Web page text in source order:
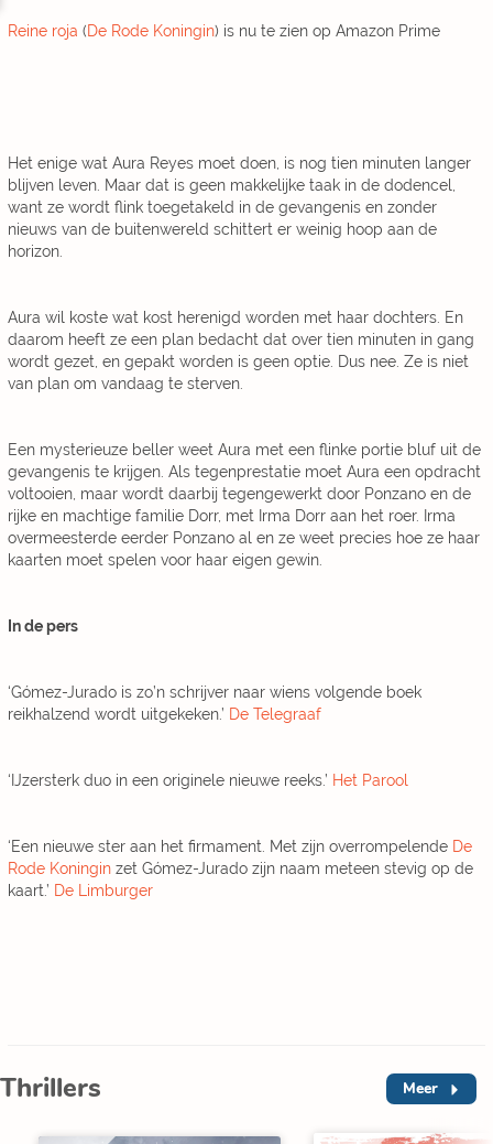
Reine roja (De Rode Koningin) is nu te zien op Amazon Prime
Het enige wat Aura Reyes moet doen, is nog tien minuten langer
blijven leven. Maar dat is geen makkelijke taak in de dodencel,
want ze wordt flink toegetakeld in de gevangenis en zonder
nieuws van de buitenwereld schittert er weinig hoop aan de
horizon.
Aura wil koste wat kost herenigd worden met haar dochters. En
daarom heeft ze een plan bedacht dat over tien minuten in gang
wordt gezet, en gepakt worden is geen optie. Dus nee. Ze is niet
van plan om vandaag te sterven.
Een mysterieuze beller weet Aura met een flinke portie bluf uit de
gevangenis te krijgen. Als tegenprestatie moet Aura een opdracht
voltooien, maar wordt daarbij tegengewerkt door Ponzano en de
rijke en machtige familie Dorr, met Irma Dorr aan het roer. Irma
overmeesterde eerder Ponzano al en ze weet precies hoe ze haar
kaarten moet spelen voor haar eigen gewin.
In de pers
‘Gómez-Jurado is zo’n schrijver naar wiens volgende boek
reikhalzend wordt uitgekeken.’ De Telegraaf
‘IJzersterk duo in een originele nieuwe reeks.’ Het Parool
‘Een nieuwe ster aan het firmament. Met zijn overrompelende De
Rode Koningin zet Gómez-Jurado zijn naam meteen stevig op de
kaart.’ De Limburger
Thrillers Meer